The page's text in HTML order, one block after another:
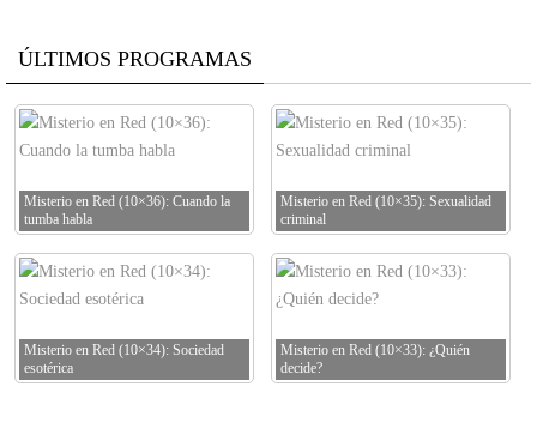
ÚLTIMOS PROGRAMAS
Misterio en Red (10×36): Cuando la
tumba habla
Misterio en Red (10×35): Sexualidad
criminal
Misterio en Red (10×34): Sociedad
esotérica
Misterio en Red (10×33): ¿Quién
decide?